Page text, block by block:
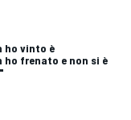
ho vinto è
frenato e non si è